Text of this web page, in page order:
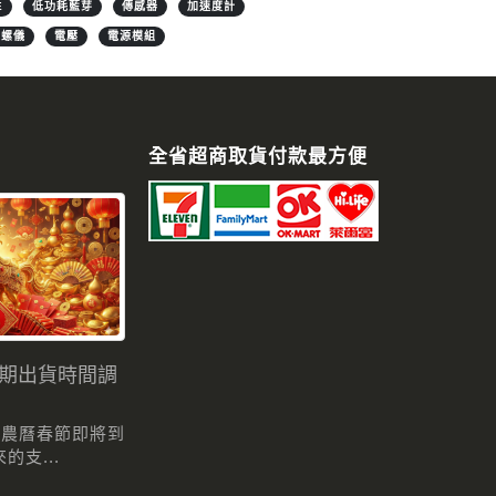
低功耗藍芽 傳感器 加速度計
螺儀 電壓 電源模組
出貨時間調
曆春節即將到
的支...
全省超商取貨付款最方便